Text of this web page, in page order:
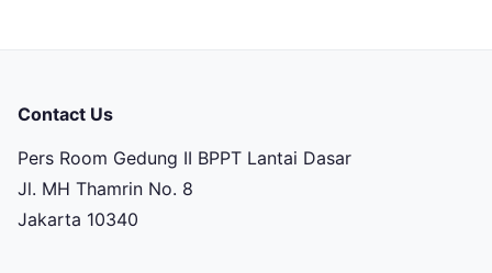
Contact Us
Pers Room Gedung II BPPT Lantai Dasar
Jl. MH Thamrin No. 8
Jakarta 10340